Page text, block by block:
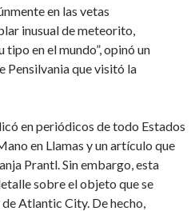
en las vetas
inusual de meteorito,
en el mundo”, opinó un
Pensilvania que visitó la
en periódicos de todo Estados
en Llamas y un artículo que
Prantl. Sin embargo, esta
sobre el objeto que se
Atlantic City. De hecho,